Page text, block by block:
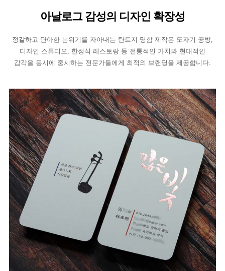
아날로그 감성의 디자인 확장성
정갈하고 단아한 분위기를 자아내는 탄트지 명함 제작은 도자기 공방,
디자인 스튜디오, 한정식 레스토랑 등 전통적인 가치와 현대적인
감각을 동시에 중시하는 전문가들에게 최적의 브랜딩을 제공합니다.